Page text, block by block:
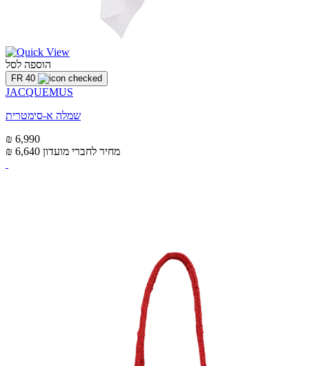
הוספה לסל
FR 40
JACQUEMUS
שמלה א-סימטרית
₪ 6,990
₪ 6,640 מחיר לחברי מועדון